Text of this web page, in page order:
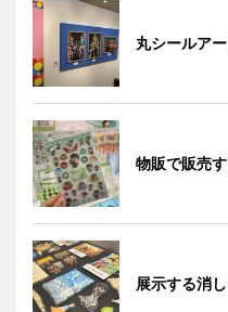
丸シールア
物販で販売
展示する消